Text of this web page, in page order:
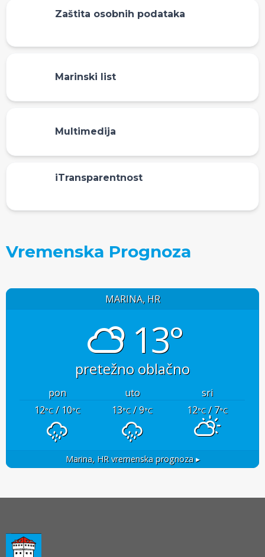
Zaštita osobnih podataka
Marinski list
Multimedija
iTransparentnost
Vremenska Prognoza
MARINA, HR
13°
pretežno oblačno
pon uto
sri
12°C/ 10°C 13°C/ 9°C 12°C/ 7°C
Marina, HRvremenska prognoza ▸